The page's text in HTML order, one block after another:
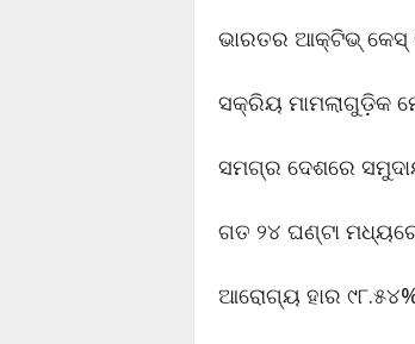
ଭାରତର ଆକ୍ଟିଭ୍ କେସ୍
ସକ୍ରିୟ ମାମଲାଗୁଡ଼ିକ
ସମଗ୍ର ଦେଶରେ
ଗତ ୨୪ ଘଣ୍ଟା
ଆରୋଗ୍ୟ ହାର